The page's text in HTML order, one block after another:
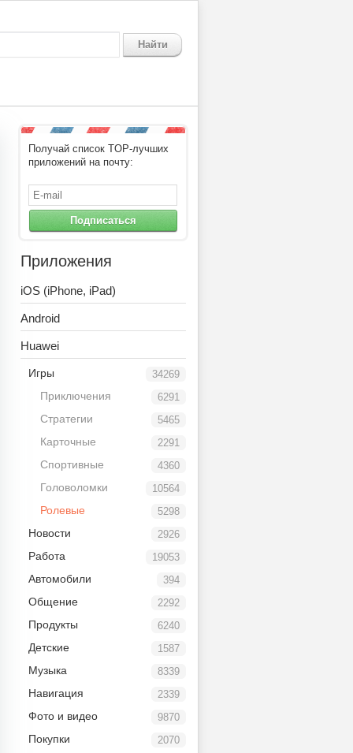
Найти
2021: армейский
Получай список TOP-лучших
приложений на почту:
Подписаться
Приложения
iOS (iPhone, iPad)
Android
Huawei
34269
Игры
6291
Приключения
5465
Стратегии
2291
Карточные
4360
Спортивные
10564
Головоломки
5298
Ролевые
2926
Новости
19053
Работа
394
Автомобили
2292
Общение
6240
Продукты
1587
Детские
8339
Музыка
2339
Навигация
9870
Фото и видео
2070
Покупки